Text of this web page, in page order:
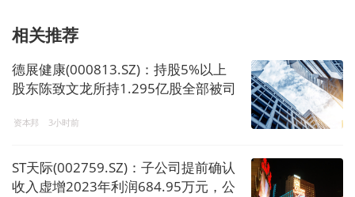
相关推荐
德展健康(000813.SZ)：持股5%以上
股东陈致文龙所持1.295亿股全部被司
资本邦 3小时前
ST天际(002759.SZ)：子公司提前确认
收入虚增2023年利润684.95万元，公